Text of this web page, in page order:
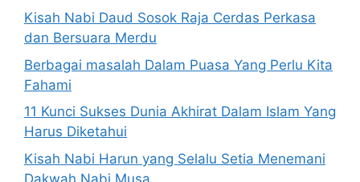
Kisah Nabi Daud Sosok Raja Cerdas Perkasa
dan Bersuara Merdu
Berbagai masalah Dalam Puasa Yang Perlu Kita
Fahami
11 Kunci Sukses Dunia Akhirat Dalam Islam Yang
Harus Diketahui
Kisah Nabi Harun yang Selalu Setia Menemani
Dakwah Nabi Musa